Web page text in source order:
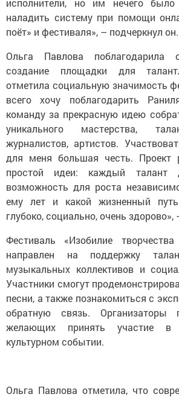
наладить систему при помощи
поёт» и фестиваля», – подчеркнул он.
Ольга Павлова поблагодарила
создание площадки для
отметила социальную значимость
всего хочу поблагодарить
команду за прекрасную идею
уникального мастерства,
журналистов, артистов.
для меня большая честь. Проект
простой идеи: каждый талант
возможность для роста
ему лет и какой жизненный
глубоко, социально, очень здорово»,
Фестиваль «Изобилие
направлен на поддержку
музыкальных коллективов и
Участники смогут
песни, а также познакомиться с
обратную связь. Организаторы
желающих принять участие в
культурном событии.
Ольга Павлова отметила, что